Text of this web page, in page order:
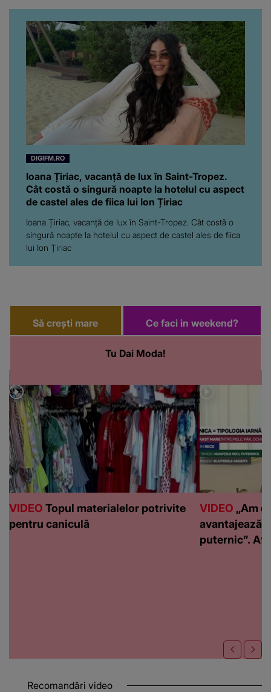
noastră! Fostei
prezentatoare nici că-i
vine să creadă că s-a
ajuns până aici, dar e
adevărat, au făcut-o și pe
asta! Și ce a ieșit la iveală
ar fi prea mult pentru
oricine: "Cu… mine, fata
româncă...”
DIGIFM.RO
Ioana Țiriac, vacanță de lux în Saint-Tropez.
Cât costă o singură noapte la hotelul cu aspect
de castel ales de fiica lui Ion Țiriac
Ioana Țiriac, vacanță de lux în Saint-Tropez. Cât costă o
singură noapte la hotelul cu aspect de castel ales de fiica
lui Ion Țiriac
Să crești mare
Tu Dai Moda!
Ce faci in weekend?
VIDEO Topul materialelor potrivite
pentru caniculă
VIDEO „Am
avantajează
puternic”.
Recomandări video